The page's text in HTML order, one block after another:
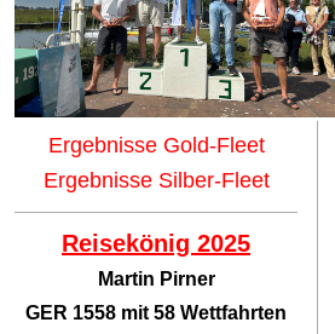
Ergebnisse Gold-Fleet
Ergebnisse Silber-Fleet
Reisekönig 2025
Martin Pirner
GER 1558 mit 58 Wettfahrten